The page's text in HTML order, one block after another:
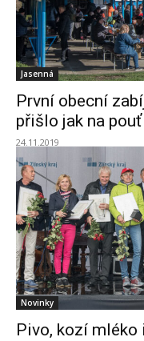
Jasenná
První obecní
přišlo jak na pouť
24.11.2019
Novinky
Pivo, kozí mléko